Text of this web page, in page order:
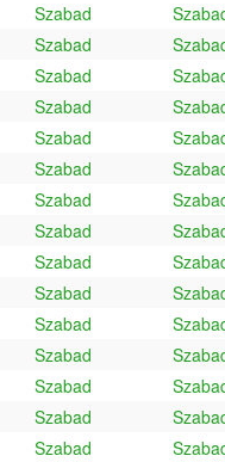
Szabad
Szabad
Szabad
Szabad
Szabad
Szabad
Szabad
Szabad
Szabad
Szabad
Szabad
Szabad
Szabad
Szabad
Szabad